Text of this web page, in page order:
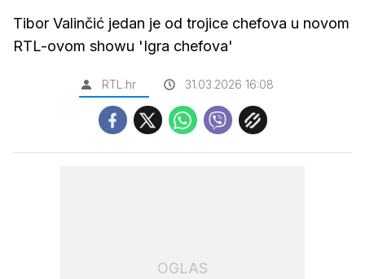
Tibor Valinčić jedan je od trojice chefova u novom
RTL-ovom showu 'Igra chefova'
RTL.hr 31.03.2026 16:08
OGLAS